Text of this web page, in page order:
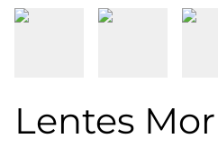
Lentes